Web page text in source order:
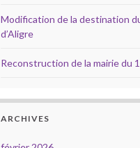
Modification de la destination
d’Aligre
Reconstruction de la mairie du
ARCHIVES